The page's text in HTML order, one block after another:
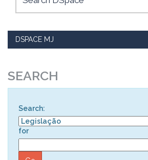
DSPACE MJ
SEARCH
Search:
for